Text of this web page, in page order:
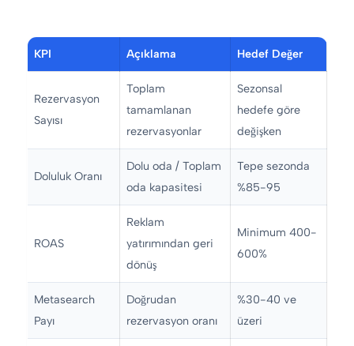
KPI Açıklama Hedef Değer
Rezervasyon
Sayısı
Toplam
tamamlanan
rezervasyonlar
Sezonsal
hedefe göre
değişken
Doluluk Oranı
Dolu oda / Toplam
oda kapasitesi
Tepe sezonda
%85-95
ROAS
Reklam
yatırımından geri
dönüş
Minimum 400-
600%
Metasearch
Payı
Doğrudan
rezervasyon oranı
%30-40 ve
üzeri